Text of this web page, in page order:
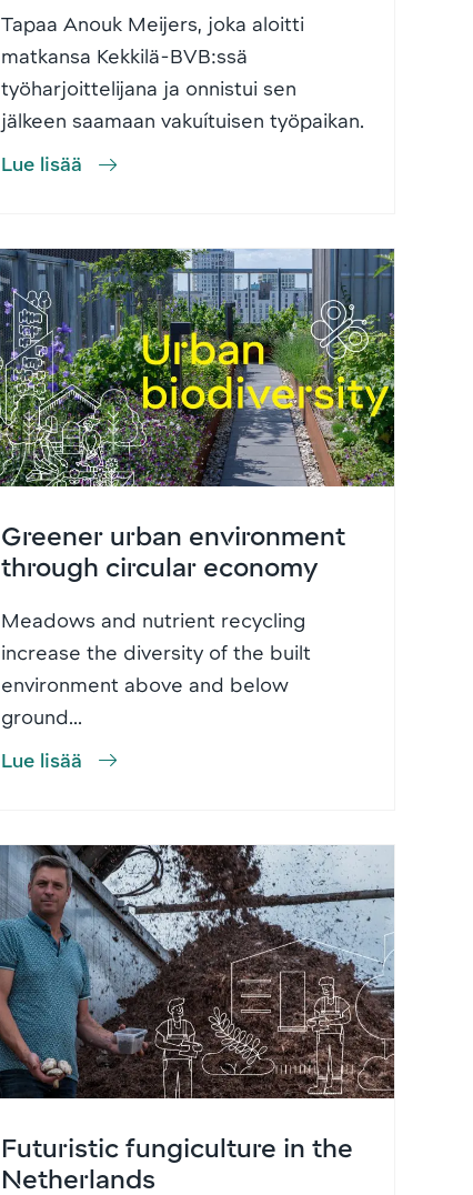
Tapaa Anouk Meijers, joka aloitti
matkansa Kekkilä-BVB:ssä
työharjoittelijana ja onnistui sen
jälkeen saamaan vakuítuisen työpaikan.
Lue lisää
Greener urban environment
through circular economy
Meadows and nutrient recycling
increase the diversity of the built
environment above and below
ground...
Lue lisää
Futuristic fungiculture in the
Netherlands